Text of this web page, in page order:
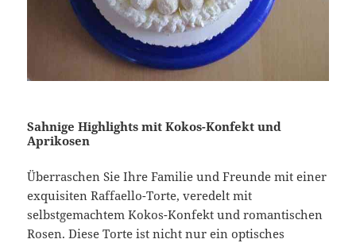
Sahnige Highlights mit Kokos-Konfekt und
Aprikosen
Überraschen Sie Ihre Familie und Freunde mit einer
exquisiten Raffaello-Torte, veredelt mit
selbstgemachtem Kokos-Konfekt und romantischen
Rosen. Diese Torte ist nicht nur ein optisches